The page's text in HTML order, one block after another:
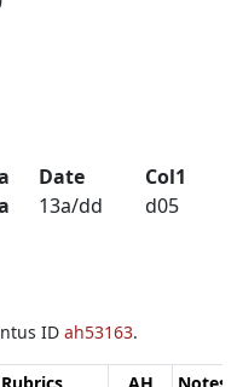
Date
13a/dd
Col1
d05
ID ah53163.